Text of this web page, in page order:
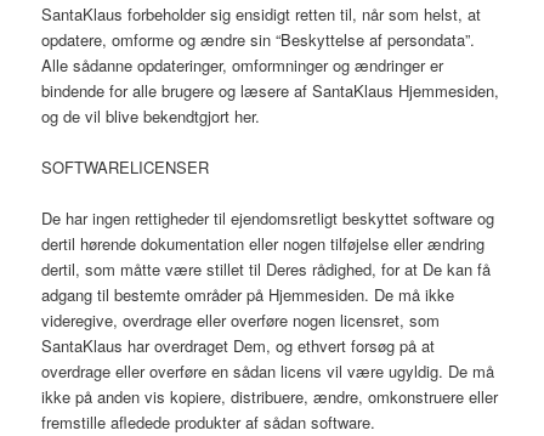
SantaKlaus forbeholder sig ensidigt retten til, når som helst, at
opdatere, omforme og ændre sin “Beskyttelse af persondata”.
Alle sådanne opdateringer, omformninger og ændringer er
bindende for alle brugere og læsere af SantaKlaus Hjemmesiden,
og de vil blive bekendtgjort her.
SOFTWARELICENSER
De har ingen rettigheder til ejendomsretligt beskyttet software og
dertil hørende dokumentation eller nogen tilføjelse eller ændring
dertil, som måtte være stillet til Deres rådighed, for at De kan få
adgang til bestemte områder på Hjemmesiden. De må ikke
videregive, overdrage eller overføre nogen licensret, som
SantaKlaus har overdraget Dem, og ethvert forsøg på at
overdrage eller overføre en sådan licens vil være ugyldig. De må
ikke på anden vis kopiere, distribuere, ændre, omkonstruere eller
fremstille afledede produkter af sådan software.